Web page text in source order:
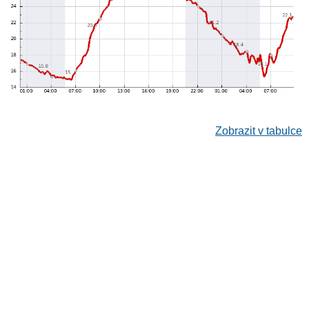
Zobrazit v tabulce